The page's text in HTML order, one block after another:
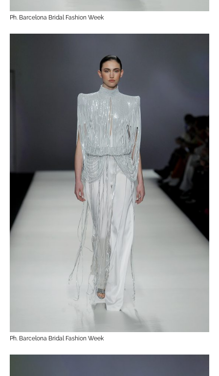
Ph. Barcelona Bridal Fashion Week
Ph. Barcelona Bridal Fashion Week